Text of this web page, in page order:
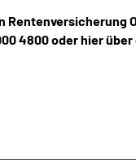
4800 oder hier